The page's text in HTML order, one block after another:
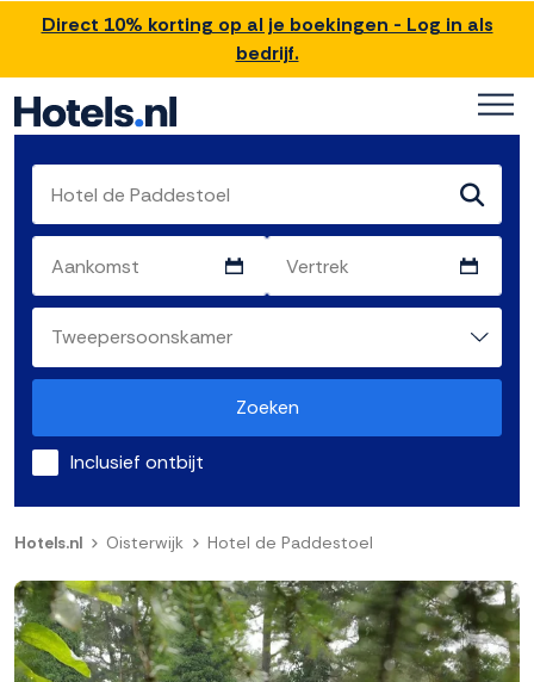
Direct 10% korting op al je boekingen - Log in als
bedrijf.
Zoeken
Inclusief ontbijt
Hotels.nl Oisterwijk Hotel de Paddestoel